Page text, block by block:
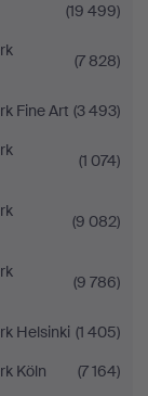
(19 499)
(7 828)
Fine Art (3 493)
(1 074)
(9 082)
(9 786)
Helsinki (1 405)
Köln
(7 164)